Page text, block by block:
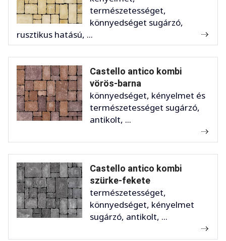
természetességet,
könnyedséget sugárzó,
rusztikus hatású, ...
Castello antico kombi
vörös-barna
könnyedséget, kényelmet és
természetességet sugárzó,
antikolt, ...
Castello antico kombi
szürke-fekete
természetességet,
könnyedséget, kényelmet
sugárzó, antikolt, ...